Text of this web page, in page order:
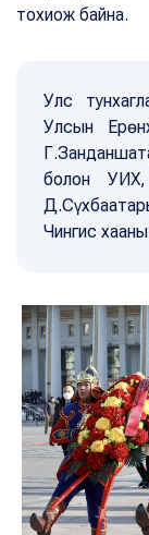
тохиож байна.
Улс
Улсын
болон
Чингис